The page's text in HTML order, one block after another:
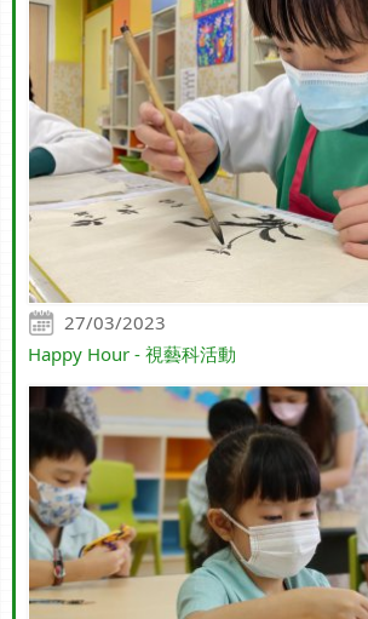
27/03/2023
Happy Hour - 視藝科活動